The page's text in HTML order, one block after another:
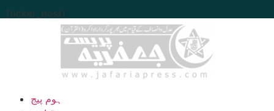
[ticker_post]
ہوم پیج